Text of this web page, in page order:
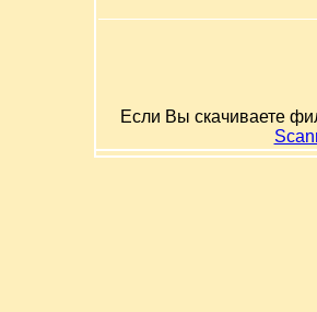
Если Вы скачиваете